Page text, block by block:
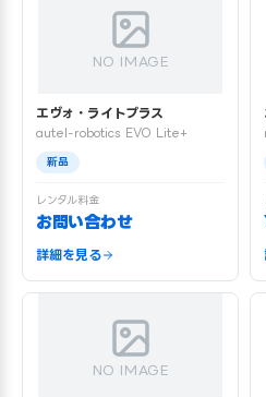
NO IMAGE
エヴォ・ライトプラス
autel-robotics EVO Lite+
新品
レンタル料金
お問い合わせ
詳細を見る
NO IMAGE